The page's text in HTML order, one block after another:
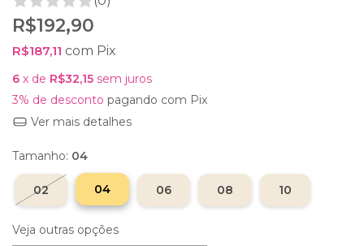
R$192,90
R$187,11 com Pix
6 x de R$32,15 sem juros
3% de desconto pagando com Pix
Ver mais detalhes
Tamanho: 04
02 04 06 08 10
Veja outras opções